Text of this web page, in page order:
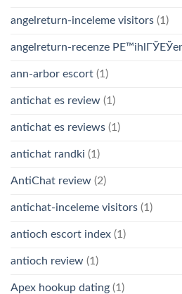
angelreturn-inceleme visitors (1)
angelreturn-recenze
ann-arbor escort (1)
antichat es review (1)
antichat es reviews (1)
antichat randki (1)
AntiChat review (2)
antichat-inceleme visitors (1)
antioch escort index (1)
antioch review (1)
Apex hookup dating (1)